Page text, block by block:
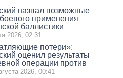
назвал возможные
применения
баллистики
2026, 02:31
потери»:
оценил результаты
операции против
2026, 00:41